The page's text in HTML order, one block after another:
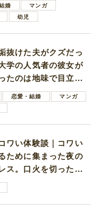
婚
マンガ
幼児
抜けた夫がクズだっ
学の人気者の彼女が
たのは地味で目立た
学生
恋愛・結婚
マンガ
ワい体験談｜コワい
ために集まった夜の
ス。口火を切ったの
きの男の子ママ